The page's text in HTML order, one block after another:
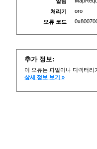
처리기
oro
오류 코드
추가 정보:
이 오류는 파일이나 디렉터
상세 정보 보기 »